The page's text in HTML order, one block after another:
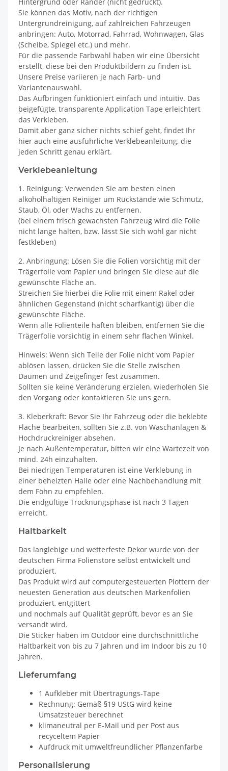
Hintergrund oder Ränder (nicht gedruckt).
Sie können das Motiv, nach der richtigen
Untergrundreinigung, auf zahlreichen Fahrzeugen
anbringen: Auto, Motorrad, Fahrrad, Wohnwagen, Glas
(Scheibe, Spiegel etc.) und mehr.
Für die passende Farbwahl haben wir eine Übersicht
erstellt, diese bei den Produktbildern zu finden ist.
Unsere Preise variieren je nach Farb- und
Variantenauswahl.
Das Aufbringen funktioniert einfach und intuitiv. Das
beigefügte, transparente Application Tape erleichtert
das Verkleben.
Damit aber ganz sicher nichts schief geht, findet Ihr
hier auch eine ausführliche Verklebeanleitung, die
jeden Schritt genau erklärt.
Verklebeanleitung
1. Reinigung: Verwenden Sie am besten einen
alkoholhaltigen Reiniger um Rückstände wie Schmutz,
Staub, Öl, oder Wachs zu entfernen.
(bei einem frisch gewachsten Fahrzeug wird die Folie
nicht lange halten, bzw. lässt Sie sich wohl gar nicht
festkleben)
2. Anbringung: Lösen Sie die Folien vorsichtig mit der
Trägerfolie vom Papier und bringen Sie diese auf die
gewünschte Fläche an.
Streichen Sie hierbei die Folie mit einem Rakel oder
ähnlichen Gegenstand (nicht scharfkantig) über die
gewünschte Fläche.
Wenn alle Folienteile haften bleiben, entfernen Sie die
Trägerfolie vorsichtig in einem sehr flachen Winkel.
Hinweis: Wenn sich Teile der Folie nicht vom Papier
ablösen lassen, drücken Sie die Stelle zwischen
Daumen und Zeigefinger fest zusammen.
Sollten sie keine Veränderung erzielen, wiederholen Sie
den Vorgang oder kontaktieren Sie uns gern.
3. Kleberkraft: Bevor Sie Ihr Fahrzeug oder die beklebte
Fläche bearbeiten, sollten Sie z.B. von Waschanlagen &
Hochdruckreiniger absehen.
Je nach Außentemperatur, bitten wir eine Wartezeit von
mind. 24h einzuhalten.
Bei niedrigen Temperaturen ist eine Verklebung in
einer beheizten Halle oder eine Nachbehandlung mit
dem Föhn zu empfehlen.
Die endgültige Trocknungsphase ist nach 3 Tagen
erreicht.
Haltbarkeit
Das langlebige und wetterfeste Dekor wurde von der
deutschen Firma Folienstore selbst entwickelt und
produziert.
Das Produkt wird auf computergesteuerten Plottern der
neuesten Generation aus deutschen Markenfolien
produziert, entgittert
und nochmals auf Qualität geprüft, bevor es an Sie
versandt wird.
Die Sticker haben im Outdoor eine durchschnittliche
Haltbarkeit von bis zu 7 Jahren und im Indoor bis zu 10
Jahren.
Lieferumfang
1 Aufkleber mit Übertragungs-Tape
Rechnung: Gemäß §19 UStG wird keine
Umsatzsteuer berechnet
klimaneutral per E-Mail und per Post aus
recyceltem Papier
Aufdruck mit umweltfreundlicher Pflanzenfarbe
Personalisierung